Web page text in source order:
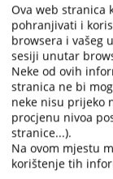
Весна Ђаловић,
послова
Жељко Стевановић,
Сваког од горе
контактирати
Ova web stranica
pohranjivati i
browsera i vašeg
sesiji unutar
Neke od ovih
stranica ne bi
neke nisu prijeko
procjenu nivoa
stranice...).
Na ovom mjestu
korištenje tih